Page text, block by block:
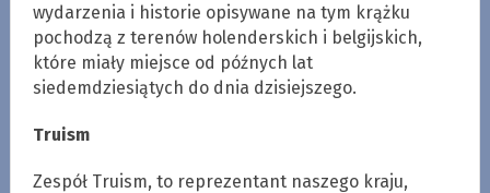
wydarzenia i historie opisywane na tym krążku
pochodzą z terenów holenderskich i belgijskich,
które miały miejsce od późnych lat
siedemdziesiątych do dnia dzisiejszego.
Truism
Zespół Truism, to reprezentant naszego kraju,